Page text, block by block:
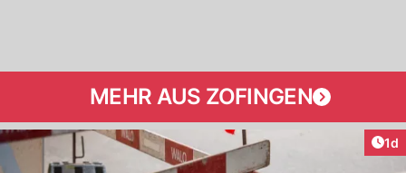
MEHR AUS ZOFINGEN
1d